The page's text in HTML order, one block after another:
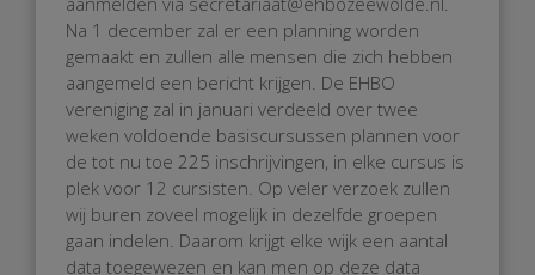
Na 1 december zal er een planning worden
gemaakt en zullen alle mensen die zich hebben
aangemeld een bericht krijgen. De EHBO
vereniging zal in januari verdeeld over twee
weken voldoende basiscursussen plannen voor
de tot nu toe 225 inschrijvingen, in elke cursus is
plek voor 12 cursisten. Op veler verzoek zullen
wij buren zoveel mogelijk in dezelfde groepen
gaan indelen. Daarom krijgt elke wijk een aantal
data toegewezen en kan men op deze data